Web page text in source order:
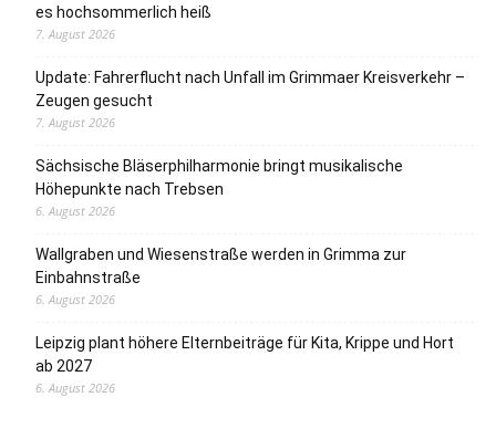
es hochsommerlich heiß
7. August 2026
Update: Fahrerflucht nach Unfall im Grimmaer Kreisverkehr –
Zeugen gesucht
7. August 2026
Sächsische Bläserphilharmonie bringt musikalische
Höhepunkte nach Trebsen
6. August 2026
Wallgraben und Wiesenstraße werden in Grimma zur
Einbahnstraße
6. August 2026
Leipzig plant höhere Elternbeiträge für Kita, Krippe und Hort
ab 2027
6. August 2026